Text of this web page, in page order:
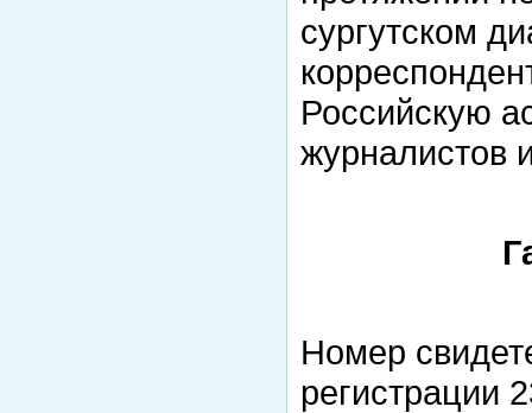
сургутском
Российскую
журналистов
Номер
регистрации